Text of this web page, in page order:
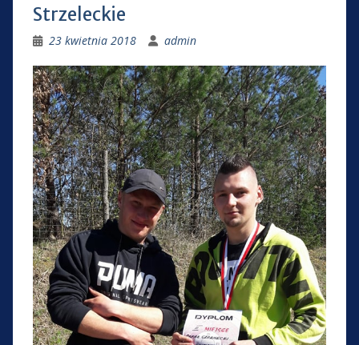
Strzeleckie
23 kwietnia 2018 admin